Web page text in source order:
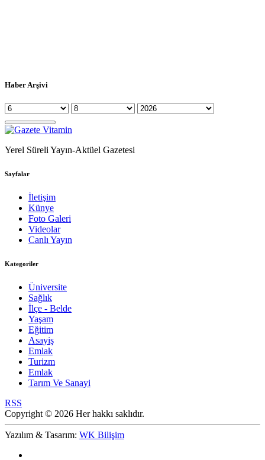
Haber Arşivi
Yerel Süreli Yayın-Aktüel Gazetesi
Sayfalar
İletişim
Künye
Foto Galeri
Videolar
Canlı Yayın
Kategoriler
Üniversite
Sağlık
İlçe - Belde
Yaşam
Eğitim
Asayiş
Emlak
Turizm
Emlak
Tarım Ve Sanayi
RSS
Copyright © 2026 Her hakkı saklıdır.
Yazılım & Tasarım: WK Bilişim